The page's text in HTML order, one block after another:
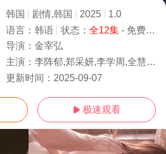
韩国 剧情,韩国 2025
1.0
语言： 韩语 状态： 全12集- 免费在线观看
导演： 金宰弘
主演： 李阵郁,郑采妍,李学周,全慧彬,金义城,金汝珍,洪瑞俊
更新时间： 2025-09-07
 极速观看